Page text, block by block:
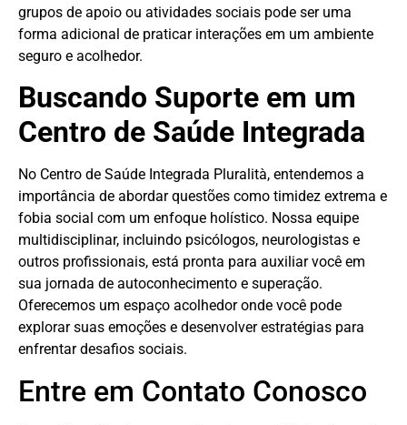
grupos de apoio ou atividades sociais pode ser uma
forma adicional de praticar interações em um ambiente
seguro e acolhedor.
Buscando Suporte em um
Centro de Saúde Integrada
No Centro de Saúde Integrada Pluralità, entendemos a
importância de abordar questões como timidez extrema e
fobia social com um enfoque holístico. Nossa equipe
multidisciplinar, incluindo psicólogos, neurologistas e
outros profissionais, está pronta para auxiliar você em
sua jornada de autoconhecimento e superação.
Oferecemos um espaço acolhedor onde você pode
explorar suas emoções e desenvolver estratégias para
enfrentar desafios sociais.
Entre em Contato Conosco